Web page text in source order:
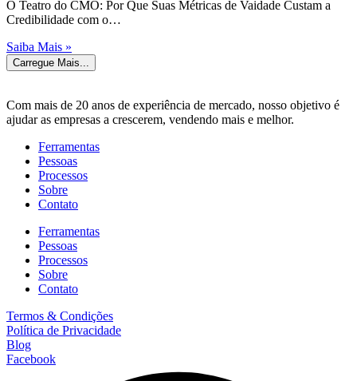
O Teatro do CMO: Por Que Suas Métricas de Vaidade Custam a
Credibilidade com o…
Saiba Mais »
Carregue Mais...
Com mais de 20 anos de experiência de mercado, nosso objetivo é
ajudar as empresas a crescerem, vendendo mais e melhor.
Ferramentas
Pessoas
Processos
Sobre
Contato
Ferramentas
Pessoas
Processos
Sobre
Contato
Termos & Condições
Política de Privacidade
Blog
Facebook